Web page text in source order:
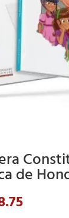
de
El
precio